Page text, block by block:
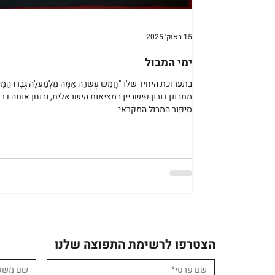
ימי המבול
בתערוכת היחיד שלו "חֲמֵשׁ עֶשְׂרֵה אַמָּה מִלְמַעְלָה גָּבְרוּ
מתבונן דורון פישביין במציאות הישראלית, ובוחן אותה
סיפור המבול המקראי.
15 באוק׳ 2025
הצטרפו לרשימת התפוצה שלנו